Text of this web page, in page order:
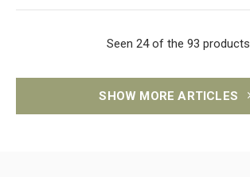
Seen 24 of the 93 products
SHOW MORE ARTICLES